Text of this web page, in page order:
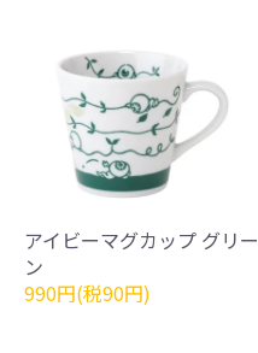
アイビーマグカップ グリー
ン
990円(税90円)